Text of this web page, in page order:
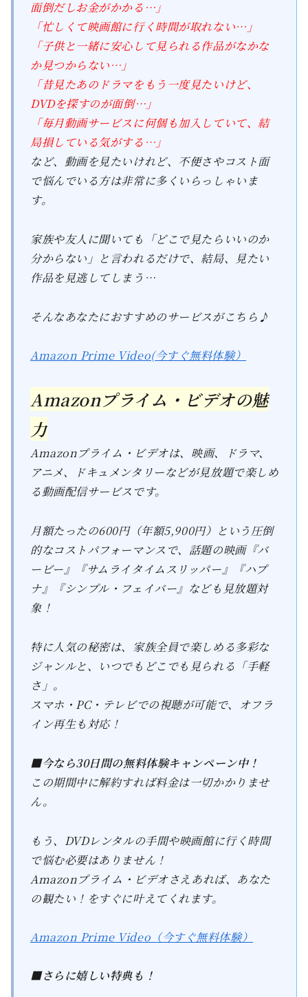
面倒だしお金がかかる…」
「忙しくて映画館に行く時間が取れない…」
「子供と一緒に安心して見られる作品がなかな
か見つからない…」
「昔見たあのドラマをもう一度見たいけど、
DVDを探すのが面倒…」
「毎月動画サービスに何個も加入していて、結
局損している気がする…」
など、動画を見たいけれど、不便さやコスト面
で悩んでいる方は非常に多くいらっしゃいま
す。
家族や友人に聞いても「どこで見たらいいのか
分からない」と言われるだけで、結局、見たい
作品を見逃してしまう…
そんなあなたにおすすめのサービスがこちら♪
Amazon Prime Video(今すぐ無料体験）
Amazonプライム・ビデオの魅
力
Amazonプライム・ビデオは、映画、ドラマ、
アニメ、ドキュメンタリーなどが見放題で楽しめ
る動画配信サービスです。
月額たったの600円（年額5,900円）という圧倒
的なコストパフォーマンスで、話題の映画『バ
ービー』『サムライタイムスリッパー』『ハプ
ナ』『シンプル・フェイバー』なども見放題対
象！
特に人気の秘密は、家族全員で楽しめる多彩な
ジャンルと、いつでもどこでも見られる「手軽
さ」。
スマホ・PC・テレビでの視聴が可能で、オフラ
イン再生も対応！
■今なら30日間の無料体験キャンペーン中！
この期間中に解約すれば料金は一切かかりませ
ん。
もう、DVDレンタルの手間や映画館に行く時間
で悩む必要はありません！
Amazonプライム・ビデオさえあれば、あなた
の観たい！をすぐに叶えてくれます。
Amazon Prime Video（今すぐ無料体験）
■さらに嬉しい特典も！